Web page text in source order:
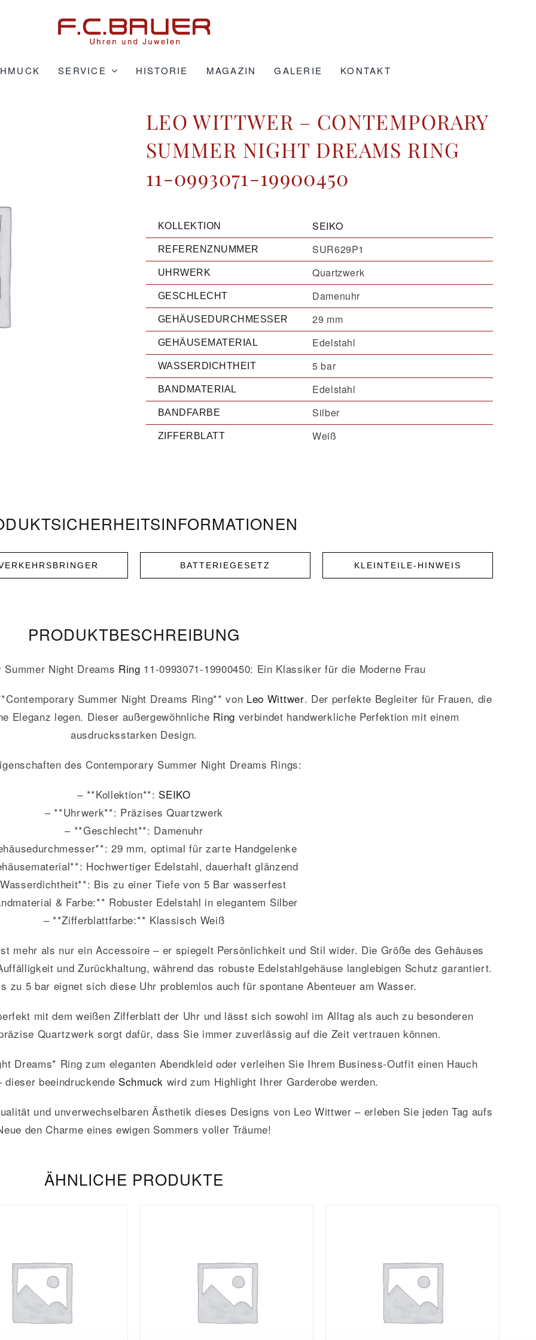
SERVICE HISTORIE MAGAZIN GALERIE KONTAKT
LEO WITTWER – CONTEMPORARY
SUMMER NIGHT DREAMS RING
11-0993071-19900450
KOLLEKTION SEIKO
REFERENZNUMMER SUR629P1
UHRWERK Quartzwerk
GESCHLECHT Damenuhr
GEHÄUSEDURCHMESSER 29 mm
GEHÄUSEMATERIAL Edelstahl
WASSERDICHTHEIT 5 bar
BANDMATERIAL Edelstahl
BANDFARBE Silber
ZIFFERBLATT Weiß
BATTERIEGESETZ KLEINTEILE-HINWEIS
PRODUKT­­BESCHREIBUNG
Night Dreams Ring 11-0993071-19900450: Ein Klassiker für die Moderne Frau
Summer Night Dreams Ring** von Leo Wittwer. Der perfekte Begleiter für Frauen, die
Eleganz legen. Dieser außergewöhnliche Ring verbindet handwerkliche Perfektion mit einem
ausdrucksstarken Design.
des Contemporary Summer Night Dreams Rings:
– **Kollektion**: SEIKO
– **Uhrwerk**: Präzises Quartzwerk
– **Geschlecht**: Damenuhr
29 mm, optimal für zarte Handgelenke
Hochwertiger Edelstahl, dauerhaft glänzend
Bis zu einer Tiefe von 5 Bar wasserfest
& Farbe:** Robuster Edelstahl in elegantem Silber
– **Zifferblattfarbe:** Klassisch Weiß
mehr als nur ein Accessoire – er spiegelt Persönlichkeit und Stil wider. Die Größe des Gehäuses
und Zurückhaltung, während das robuste Edelstahlgehäuse langlebigen Schutz garantiert.
zu 5 bar eignet sich diese Uhr problemlos auch für spontane Abenteuer am Wasser.
mit dem weißen Zifferblatt der Uhr und lässt sich sowohl im Alltag als auch zu besonderen
Quartzwerk sorgt dafür, dass Sie immer zuverlässig auf die Zeit vertrauen können.
Dreams* Ring zum eleganten Abendkleid oder verleihen Sie Ihrem Business-Outfit einen Hauch
beeindruckende Schmuck wird zum Highlight Ihrer Garderobe werden.
und unverwechselbaren Ästhetik dieses Designs von Leo Wittwer – erleben Sie jeden Tag aufs
den Charme eines ewigen Sommers voller Träume!
ÄHNLICHE PRODUKTE